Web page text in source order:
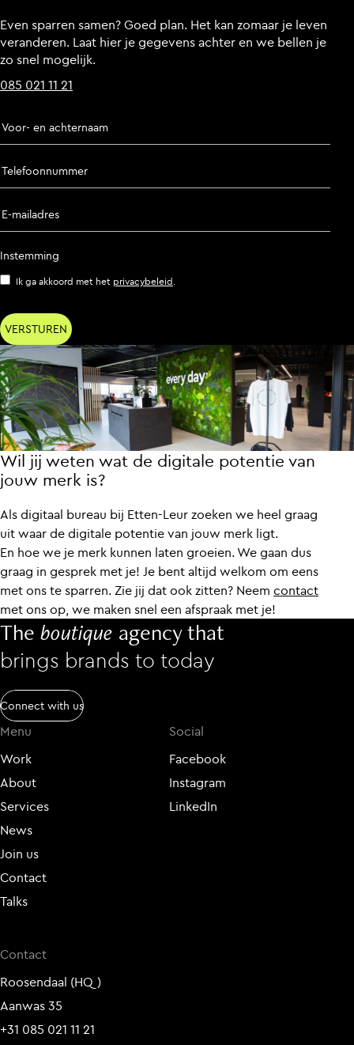
Even sparren samen? Goed plan. Het kan zomaar je leven
veranderen. Laat hier je gegevens achter en we bellen je
zo snel mogelijk.
085 021 11 21
Voor- en achternaam
Telefoonnummer
E-mailadres
Instemming
Ik ga akkoord met het privacybeleid.
Wil jij weten wat de digitale potentie van
jouw merk is?
Als digitaal bureau bij Etten-Leur zoeken we heel graag
uit waar de digitale potentie van jouw merk ligt.
En hoe we je merk kunnen laten groeien. We gaan dus
graag in gesprek met je! Je bent altijd welkom om eens
met ons te sparren. Zie jij dat ook zitten? Neem contact
met ons op, we maken snel een afspraak met je!
The boutique agency that
brings brands to today
Connect with us
Menu
Work
About
Services
News
Join us
Contact
Talks
Social
Facebook
Instagram
LinkedIn
Contact
Roosendaal (HQ)
Aanwas 35
+31 085 021 11 21